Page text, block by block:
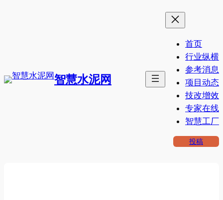
智慧水泥网
首页
行业纵横
参考消息
项目动态
技改增效
专家在线
智慧工厂
投稿